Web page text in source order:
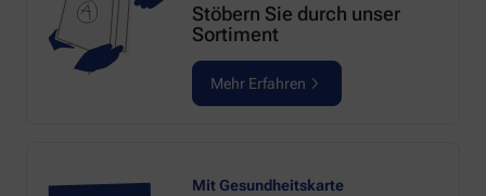
Stöbern Sie durch unser
Sortiment
Mehr Erfahren
Mit Gesundheitskarte